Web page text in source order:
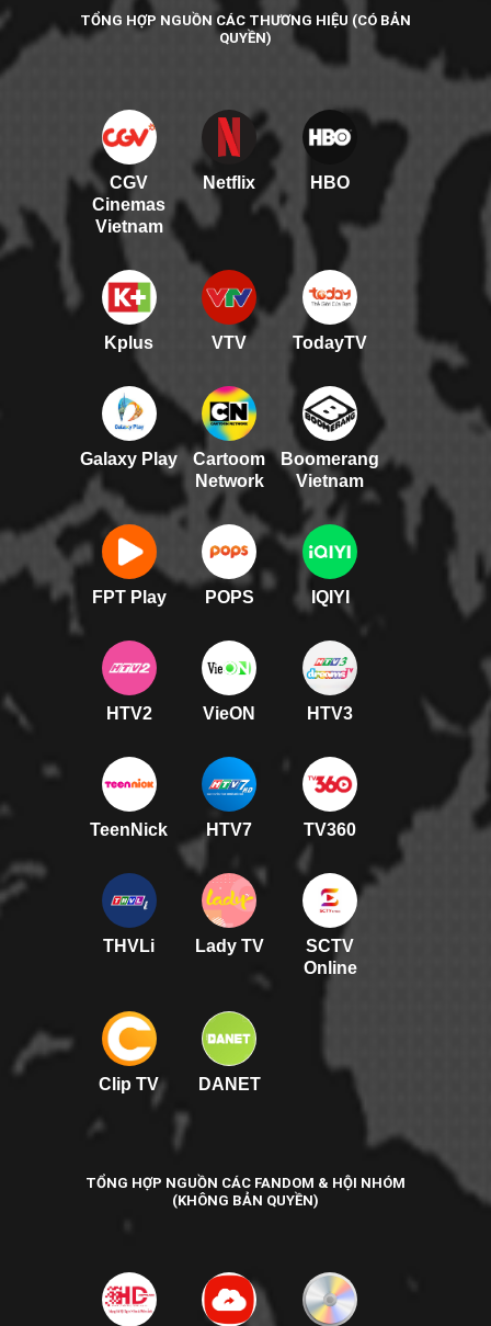
TỔNG HỢP NGUỒN CÁC THƯƠNG HIỆU (CÓ BẢN
QUYỀN)
CGV
Cinemas
Vietnam
Netflix HBO
Kplus VTV TodayTV
Galaxy Play
Cartoom
Network
Boomerang
Vietnam
FPT Play POPS IQIYI
HTV2 VieON HTV3
TeenNick HTV7 TV360
THVLi Lady TV
SCTV
Online
Clip TV DANET
TỔNG HỢP NGUỒN CÁC FANDOM & HỘI NHÓM
(KHÔNG BẢN QUYỀN)